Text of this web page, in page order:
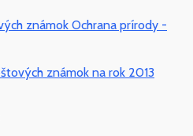
známok Ochrana prírody -
známok na rok 2013